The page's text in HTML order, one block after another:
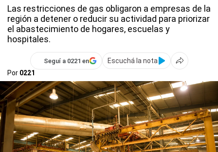
Las restricciones de gas obligaron a empresas de la
región a detener o reducir su actividad para priorizar
el abastecimiento de hogares, escuelas y
hospitales.
Seguí a 0221 en
Escuchá la nota
Por 0221